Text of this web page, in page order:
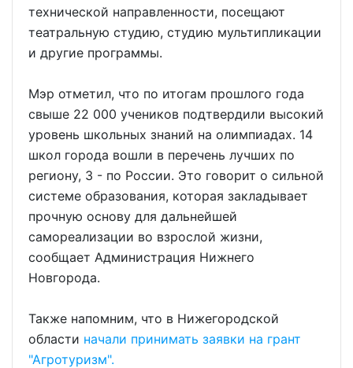
технической направленности, посещают
театральную студию, студию мультипликации
и другие программы.
Мэр отметил, что по итогам прошлого года
свыше 22 000 учеников подтвердили высокий
уровень школьных знаний на олимпиадах. 14
школ города вошли в перечень лучших по
региону, 3 - по России. Это говорит о сильной
системе образования, которая закладывает
прочную основу для дальнейшей
самореализации во взрослой жизни,
сообщает Администрация Нижнего
Новгорода.
Также напомним, что в Нижегородской
области начали принимать заявки на грант
"Агротуризм".